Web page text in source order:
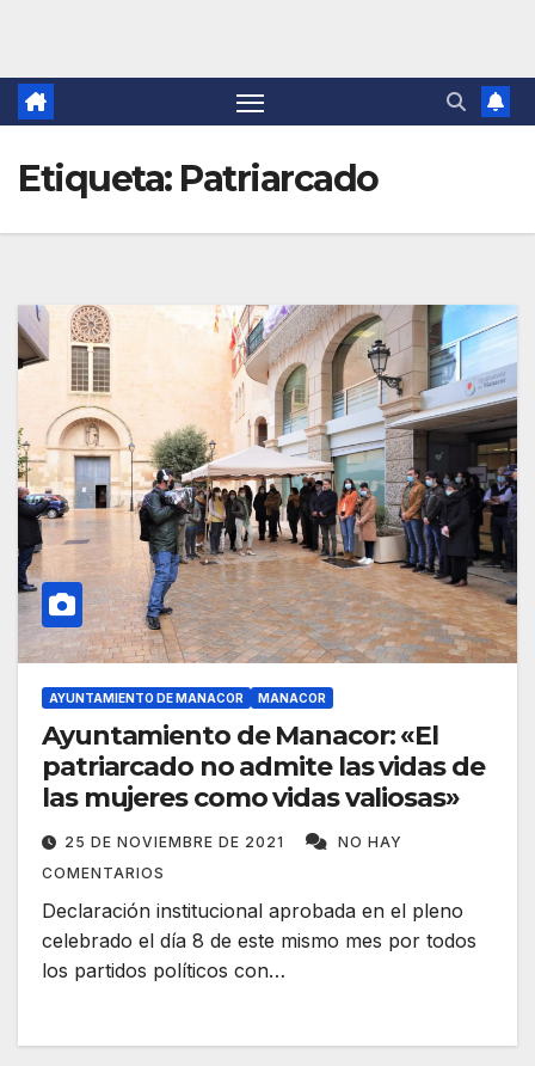
Etiqueta: Patriarcado
AYUNTAMIENTO DE MANACOR MANACOR
Ayuntamiento de Manacor: «El
patriarcado no admite las vidas de
las mujeres como vidas valiosas»
25 DE NOVIEMBRE DE 2021
NO HAY
COMENTARIOS
Declaración institucional aprobada en el pleno
celebrado el día 8 de este mismo mes por todos
los partidos políticos con…